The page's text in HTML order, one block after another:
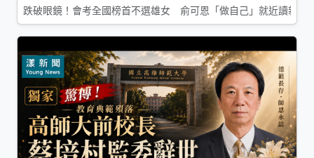
跌破眼鏡！會考全國榜首不選雄女 俞可恩「做自己」就近讀新莊